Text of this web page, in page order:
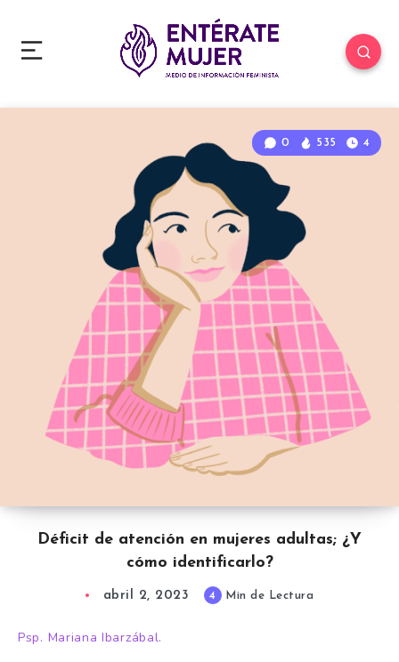
Déficit de atención en mujeres adultas; ¿Y
cómo identificarlo?
0 535 4
abril 2, 2023 4 Min de Lectura
Psp. Mariana Ibarzábal.